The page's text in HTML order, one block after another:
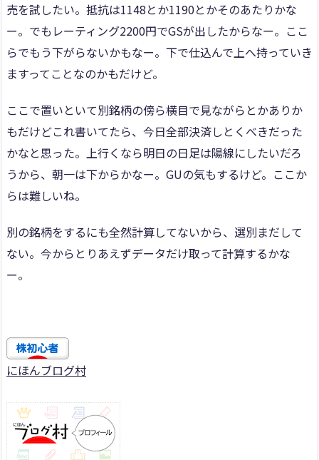
売を試したい。抵抗は1148とか1190とかそのあたりかな
ー。でもレーティング2200円でGSが出したからなー。ここ
らでもう下がらないかもなー。下で仕込んで上へ持っていき
ますってことなのかもだけど。
ここで置いといて別銘柄の傍ら横目で見ながらとかありか
もだけどこれ書いてたら、今日全部決済しとくべきだった
かなと思った。上行くなら明日の日足は陽線にしたいだろ
うから、朝一は下からかなー。GUの気もするけど。ここか
らは難しいね。
別の銘柄をするにも全然計算してないから、選別まだして
ない。今からとりあえずデータだけ取って計算するかな
ー。
にほんブログ村